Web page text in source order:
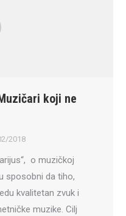
koji ne
2018
o muzičkoj
sposobni da tiho,
kvalitetan zvuk i
muzike. Cilj